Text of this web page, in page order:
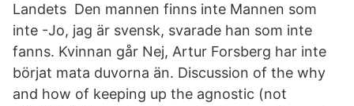
Landets Den mannen finns inte Mannen som
inte -Jo, jag är svensk, svarade han som inte
fanns. Kvinnan går Nej, Artur Forsberg har inte
börjat mata duvorna än. Discussion of the why
and how of keeping up the agnostic (not